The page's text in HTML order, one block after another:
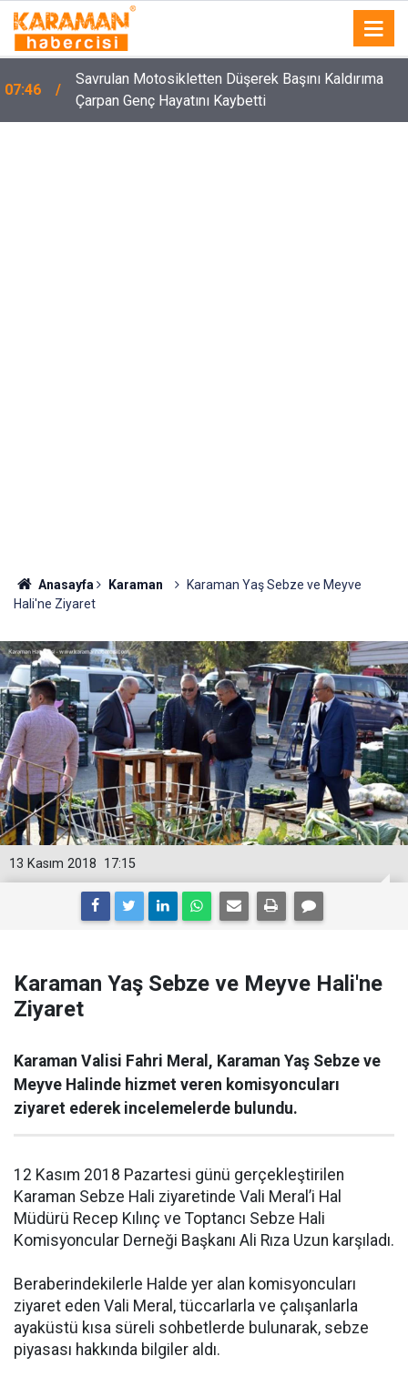
07:46
Savrulan Motosikletten Düşerek Başını Kaldırıma
Çarpan Genç Hayatını Kaybetti
Anasayfa Karaman
Karaman Yaş Sebze ve Meyve
Hali'ne Ziyaret
17:15
13 Kasım 2018
Karaman Yaş Sebze ve Meyve Hali'ne
Ziyaret
Karaman Valisi Fahri Meral, Karaman Yaş Sebze ve
Meyve Halinde hizmet veren komisyoncuları
ziyaret ederek incelemelerde bulundu.
12 Kasım 2018 Pazartesi günü gerçekleştirilen
Karaman Sebze Hali ziyaretinde Vali Meral’i Hal
Müdürü Recep Kılınç ve Toptancı Sebze Hali
Komisyoncular Derneği Başkanı Ali Rıza Uzun karşıladı.
Beraberindekilerle Halde yer alan komisyoncuları
ziyaret eden Vali Meral, tüccarlarla ve çalışanlarla
ayaküstü kısa süreli sohbetlerde bulunarak, sebze
piyasası hakkında bilgiler aldı.